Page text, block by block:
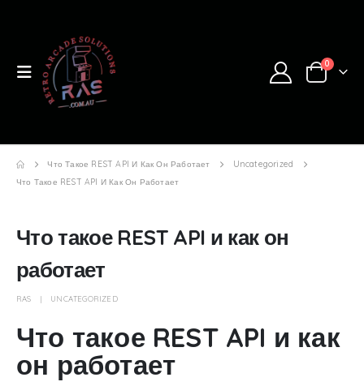
0
Что Такое REST API И Как Он Работает
Uncategorized
Что Такое REST API И Как Он Работает
Что такое REST API и как он
работает
RAS UNCATEGORIZED
Что такое REST API и как
он работает